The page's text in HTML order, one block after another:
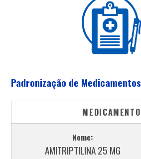
Padronização de Medicamentos
MEDICAMENTO
Nome:
AMITRIPTILINA 25 MG